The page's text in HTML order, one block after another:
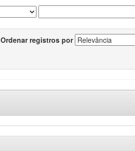
Ordenar registros por